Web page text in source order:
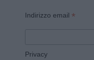
Indirizzo email *
Privacy